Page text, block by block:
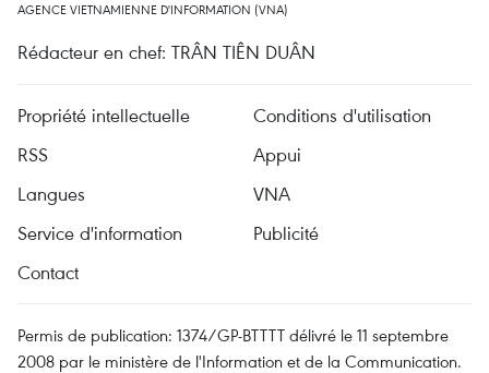
AGENCE VIETNAMIENNE D'INFORMATION (VNA)
Rédacteur en chef: TRÂN TIÊN DUÂN
Propriété intellectuelle
Conditions d'utilisation
RSS
Appui
Langues
VNA
Service d'information
Publicité
Contact
Permis de publication: 1374/GP-BTTTT délivré le 11 septembre
2008 par le ministère de l'Information et de la Communication.